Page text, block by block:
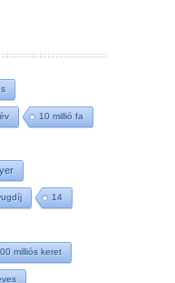
10 millió fa
14
milliós keret